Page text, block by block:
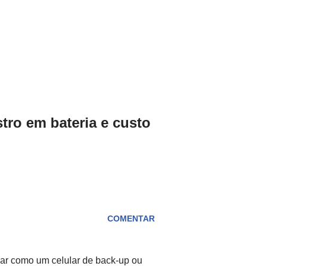
em bateria e custo
COMENTAR
como um celular de back-up ou